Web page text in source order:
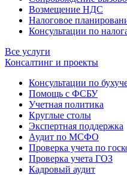
Возмещение НДС
Налоговое
Консультации по
Все услуги
Консалтинг и проекты
Консультации по
Помощь с ФСБУ
Учетная политика
Круглые столы
Экспертная поддержка
Аудит по МСФО
Проверка учета по
Проверка учета ГОЗ
Кадровый аудит